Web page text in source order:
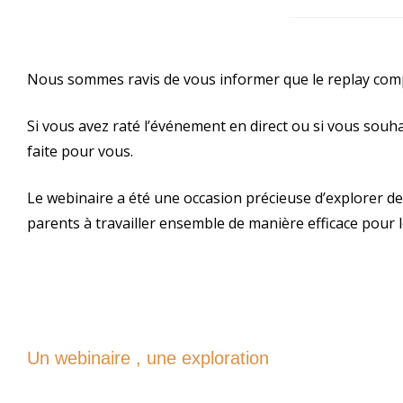
Nous sommes ravis de vous informer que le replay
Si vous avez raté l’événement en direct ou si vous
faite pour vous.
Le webinaire a été une occasion précieuse d’explorer
parents à travailler ensemble de manière efficace
Un webinaire , une exploration